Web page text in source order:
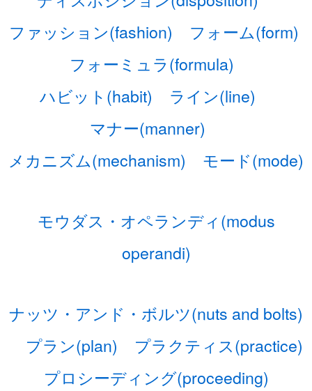
ファッション(fashion)
フォーム(form)
フォーミュラ(formula)
ハビット(habit)
ライン(line)
マナー(manner)
メカニズム(mechanism)
モード(mode)
モウダス・オペランディ(modus
operandi)
ナッツ・アンド・ボルツ(nuts and bolts)
プラン(plan)
プラクティス(practice)
プロシーディング(proceeding)